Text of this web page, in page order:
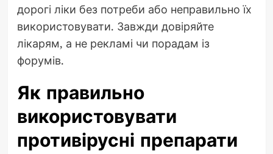
дорогі ліки без потреби або неправильно їх
використовувати. Завжди довіряйте
лікарям, а не рекламі чи порадам із
форумів.
Як правильно
використовувати
противірусні препарати